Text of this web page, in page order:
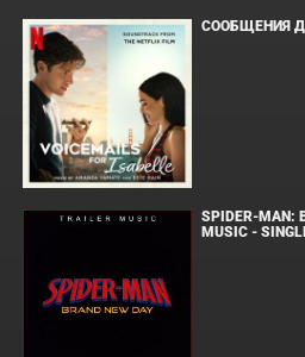
СООБЩЕНИЯ
SPIDER-MAN:
MUSIC -